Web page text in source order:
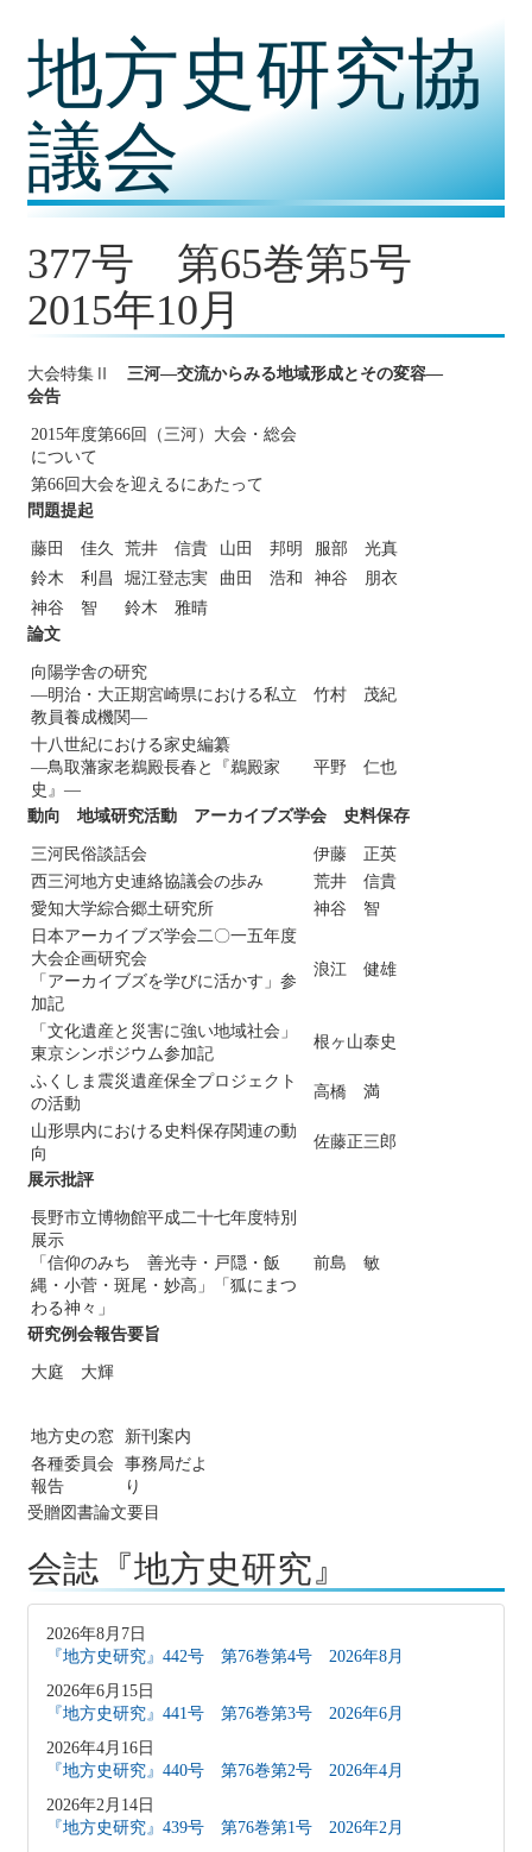
地方史研究協
議会
377号 第65巻第5号
2015年10月
大会特集Ⅱ
三河―交流からみる地域形成とその変容―
会告
2015年度第66回（三河）大会・総会
について
第66回大会を迎えるにあたって
問題提起
藤田 佳久 荒井 信貴 山田 邦明
服部 光真
鈴木 利昌
堀江登志実 曲田 浩和
神谷 朋衣
神谷 智
鈴木 雅晴
論文
向陽学舎の研究
―明治・大正期宮崎県における私立
教員養成機関―
竹村 茂紀
十八世紀における家史編纂
―鳥取藩家老鵜殿長春と『鵜殿家
史』―
平野 仁也
動向 地域研究活動 アーカイブズ学会 史料保存
三河民俗談話会
伊藤 正英
西三河地方史連絡協議会の歩み
荒井 信貴
愛知大学綜合郷土研究所
神谷 智
日本アーカイブズ学会二〇一五年度
大会企画研究会
「アーカイブズを学びに活かす」参
加記
浪江 健雄
「文化遺産と災害に強い地域社会」
東京シンポジウム参加記
根ヶ山泰史
ふくしま震災遺産保全プロジェクト
の活動
高橋 満
山形県内における史料保存関連の動
向
佐藤正三郎
展示批評
長野市立博物館平成二十七年度特別
展示
「信仰のみち 善光寺・戸隠・飯
縄・小菅・斑尾・妙高」「狐にまつ
わる神々」
前島 敏
研究例会報告要旨
大庭 大輝
地方史の窓
新刊案内
各種委員会
報告
事務局だよ
り
受贈図書論文要目
会誌『地方史研究』
2026年8月7日
『地方史研究』442号 第76巻第4号 2026年8月
2026年6月15日
『地方史研究』441号 第76巻第3号 2026年6月
2026年4月16日
『地方史研究』440号 第76巻第2号 2026年4月
2026年2月14日
『地方史研究』439号 第76巻第1号 2026年2月